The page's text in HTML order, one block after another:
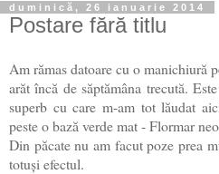
duminică, 26 ianuarie 2014
Postare fără titlu
Am rămas datoare cu o manichiură
arăt încă de săptămâna trecută.
superb cu care m-am tot lăudat
peste o bază verde mat - Flormar
Din păcate nu am facut poze prea
totuși efectul.